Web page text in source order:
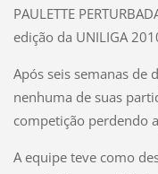
PAULETTE
edição da UNILIGA
Após seis semanas de
nenhuma de suas
competição perdendo
A equipe teve como